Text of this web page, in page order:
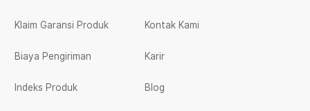
Klaim Garansi Produk
Biaya Pengiriman
Indeks Produk
Kontak Kami
Karir
Blog